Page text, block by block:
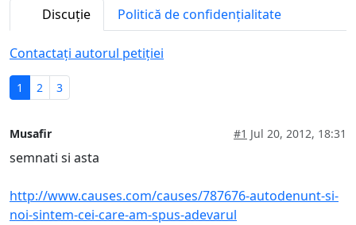
Discuție Politică de confidențialitate
Contactați autorul petiției
1 2 3
Musafir #1 Jul 20, 2012, 18:31
semnati si asta
http://www.causes.com/causes/787676-autodenunt-si-
noi-sintem-cei-care-am-spus-adevarul